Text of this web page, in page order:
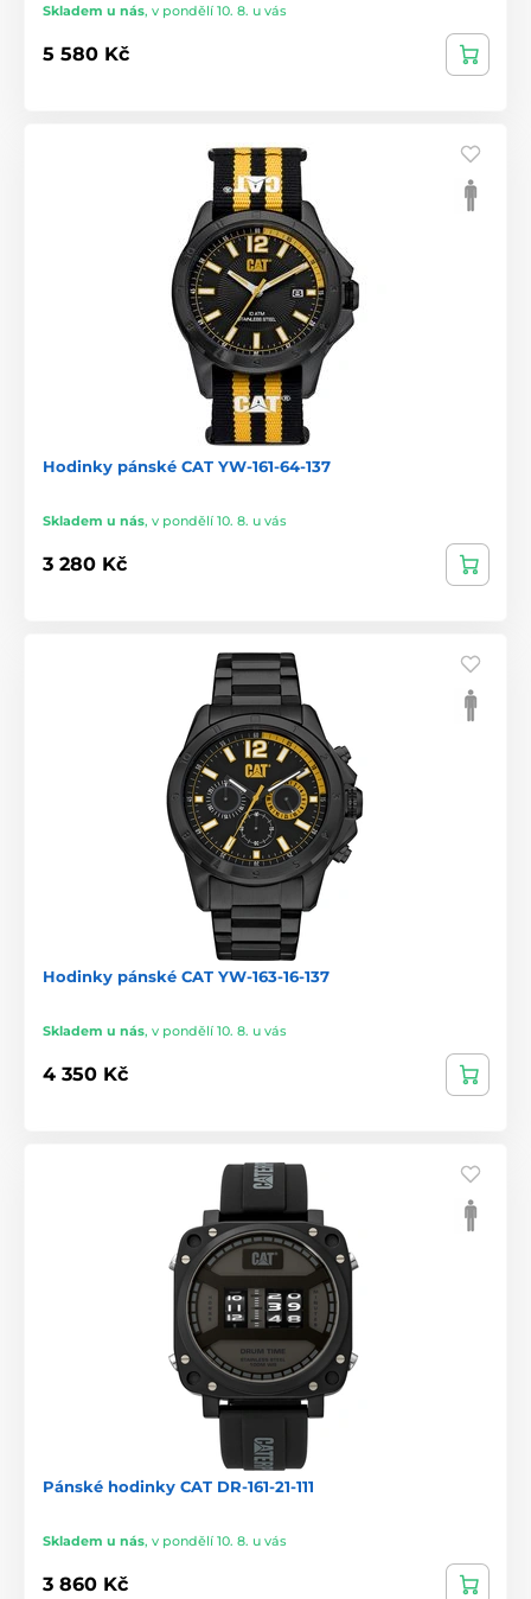
Skladem u nás, v pondělí 10. 8. u vás
5 580 Kč
Hodinky pánské CAT YW-161-64-137
Skladem u nás, v pondělí 10. 8. u vás
3 280 Kč
Hodinky pánské CAT YW-163-16-137
Skladem u nás, v pondělí 10. 8. u vás
4 350 Kč
Pánské hodinky CAT DR-161-21-111
Skladem u nás, v pondělí 10. 8. u vás
3 860 Kč